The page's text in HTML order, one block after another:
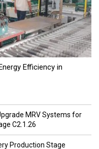
Efficiency in
MRV Systems for
C2.1.26
Production Stage